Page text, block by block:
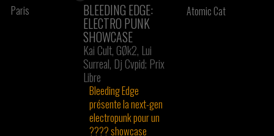
Paris
BLEEDING EDGE:
ELECTRO PUNK
SHOWCASE
Kai Cult, GØk2, Lui
Surreal, Dj Cvpid; Prix
Libre
Bleeding Edge
présente la next-gen
electropunk pour un
???? showcase
Atomic Cat